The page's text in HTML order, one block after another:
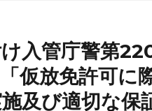
入管庁警第
仮放免許可に
及び適切な保